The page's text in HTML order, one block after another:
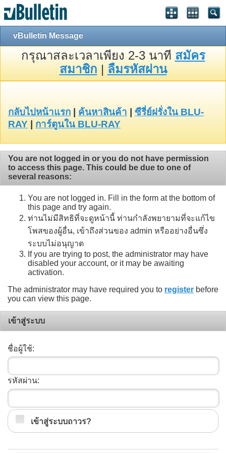
vBulletin Message
กรุณาสละเวลาเพียง 2-3 นาที สมัคร
สมาชิก | ลืมรหัสผ่าน
กลับไปหน้าแรก ค้นหาสินค้า
ซีรี่ย์ฝรั่งใน BLU-
RAY
การ์ตูนใน BLU-RAY
You are not logged in or you do not have permission
to access this page. This could be due to one of
several reasons:
You are not logged in. Fill in the form at the bottom of
this page and try again.
ท่านไม่มีสิทธิที่จะดูหน้านี้ ท่านกำลังพยายามที่จะแก้ไข
โพสของผู้อื่น, เข้าถึงส่วนของ admin หรืออย่างอื่นซึ่ง
ระบบไม่อนุญาต
If you are trying to post, the administrator may have
disabled your account, or it may be awaiting
activation.
The administrator may have required you to register before
you can view this page.
เข้าสู่ระบบ
ชื่อผู้ใช้:
รหัสผ่าน:
เข้าสู่ระบบถาวร?